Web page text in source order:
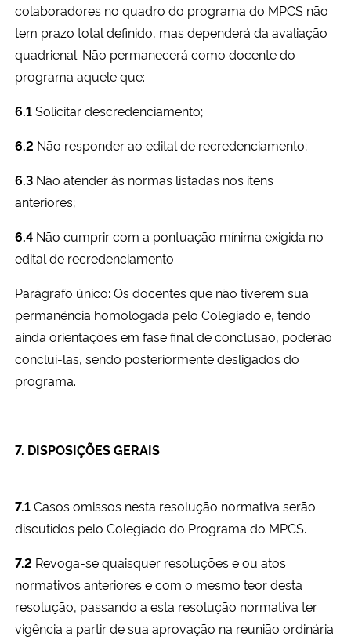
colaboradores no quadro do programa do MPCS não
tem prazo total definido, mas dependerá da avaliação
quadrienal. Não permanecerá como docente do
programa aquele que:
6.1Solicitar descredenciamento;
6.2 Não responder ao edital de recredenciamento;
6.3 Não atender às normas listadas nos itens
anteriores;
6.4 Não cumprir com a pontuação mínima exigida no
edital de recredenciamento.
Parágrafo único: Os docentes que não tiverem sua
permanência homologada pelo Colegiado e, tendo
ainda orientações em fase final de conclusão, poderão
concluí-las, sendo posteriormente desligados do
programa.
7. DISPOSIÇÕES GERAIS
7.1Casos omissos nesta resolução normativa serão
discutidos pelo Colegiado do Programa do MPCS.
7.2 Revoga-se quaisquer resoluções e ou atos
normativos anteriores e com o mesmo teor desta
resolução, passando a esta resolução normativa ter
vigência a partir de sua aprovação na reunião ordinária